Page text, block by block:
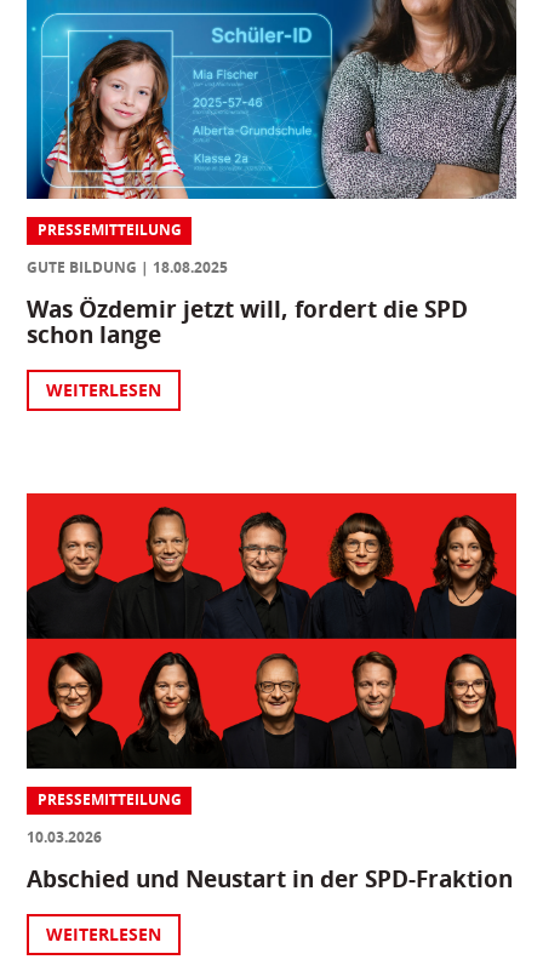
PRESSEMITTEILUNG
GUTE BILDUNG
18.08.2025
Was Özdemir jetzt will, fordert die SPD
schon lange
WEITERLESEN
PRESSEMITTEILUNG
10.03.2026
Abschied und Neustart in der SPD-Fraktion
WEITERLESEN